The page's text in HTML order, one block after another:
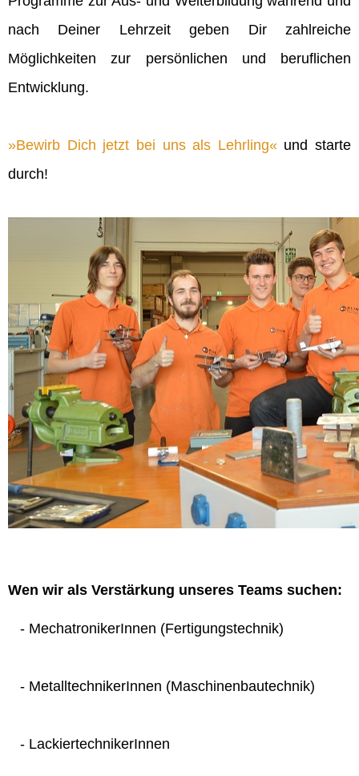
nach Deiner Lehrzeit geben Dir zahlreiche
Möglichkeiten zur persönlichen und beruflichen
Entwicklung.
Bewirb Dich jetzt bei uns als Lehrling und starte
durch!
Wen wir als Verstärkung unseres Teams suchen:
- MechatronikerInnen (Fertigungstechnik)
- MetalltechnikerInnen (Maschinenbautechnik)
- LackiertechnikerInnen